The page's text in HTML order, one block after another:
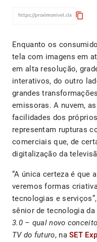
content_copy
Enquanto os
tela com imagens em
em alta resolução,
interativos, do outro
grandes
emissoras. A nuvem,
facilidades dos
representam rupturas
comerciais que, de
digitalização da
“A única certeza é que
veremos formas
tecnologias e
sênior de tecnologia da
3.0 – qual novo
TV do futuro, naSET